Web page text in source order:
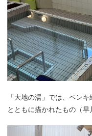
「大地の湯」では、ペン
とともに描かれたもの（早